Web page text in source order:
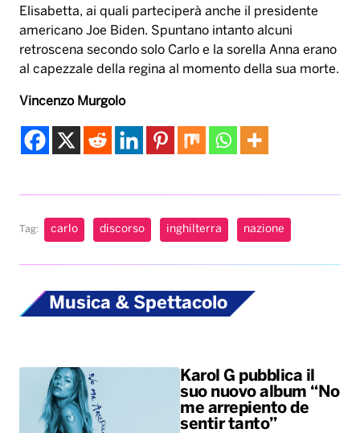
Elisabetta, ai quali parteciperà anche il presidente
americano Joe Biden. Spuntano intanto alcuni
retroscena secondo solo Carlo e la sorella Anna erano
al capezzale della regina al momento della sua morte.
Vincenzo Murgolo
Tag: carlo discorso inghilterra nazione
Musica & Spettacolo
Karol G pubblica il
suo nuovo album “No
me arrepiento de
sentir tanto”